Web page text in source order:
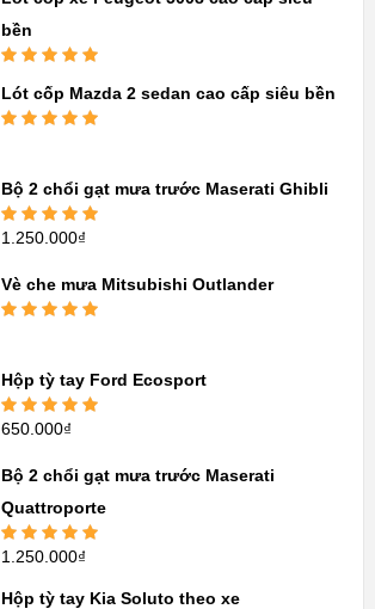
bền
hạng5.005
sao
Lót cốp Mazda 2 sedan cao cấp siêu bền
Bộ 2 chổi gạt mưa trước Maserati Ghibli
Được xếp
1.250.000₫
Vè che mưa Mitsubishi Outlander
Hộp tỳ tay Ford Ecosport
Được xếp
650.000₫
Bộ 2 chổi gạt mưa trước Maserati
Quattroporte
Được xếp
sao
1.250.000₫
Hộp tỳ tay Kia Soluto theo xe